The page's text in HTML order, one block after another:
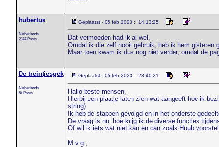
hubertus
Netherlands
2144 Posts
Geplaatst - 05 feb 2023 : 14:13:25
Dat vermoeden had ik al wel.
Omdat ik die zelf nooit gebruik, heb ik hem gisteren
Maar toen kwam ik dus nog niet verder, omdat de
De treintjesgek
Netherlands
54 Posts
Geplaatst - 05 feb 2023 : 23:40:21
Hallo beste mensen,
Hierbij een plaatje laten zien wat aangeeft hoe ik
string)
Ik heb de stappen gevolgd en in het onderste
De vraag is nu: hoe krijg ik de diverse functies
Of wil ik iets wat niet kan en dan zoals Huub
M.v.g.,